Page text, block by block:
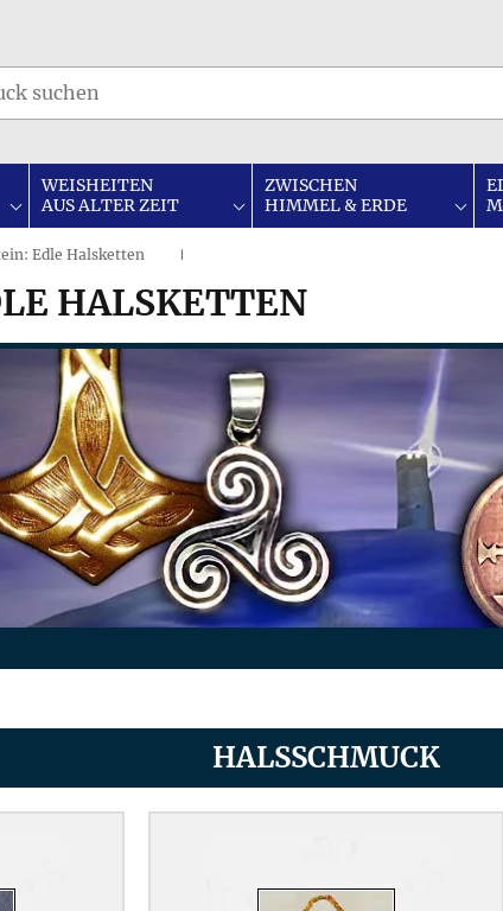
WEISHEITEN
AUS ALTER ZEIT
ZWISCHEN
HIMMEL & ERDE
Edle Halsketten I
HALSKETTEN
HALSSCHMUCK